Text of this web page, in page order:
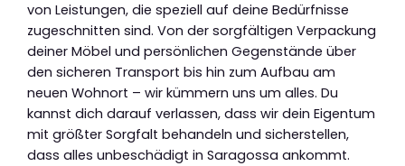
von Leistungen, die speziell auf deine Bedürfnisse
zugeschnitten sind. Von der sorgfältigen Verpackung
deiner Möbel und persönlichen Gegenstände über
den sicheren Transport bis hin zum Aufbau am
neuen Wohnort – wir kümmern uns um alles. Du
kannst dich darauf verlassen, dass wir dein Eigentum
mit größter Sorgfalt behandeln und sicherstellen,
dass alles unbeschädigt in Saragossa ankommt.